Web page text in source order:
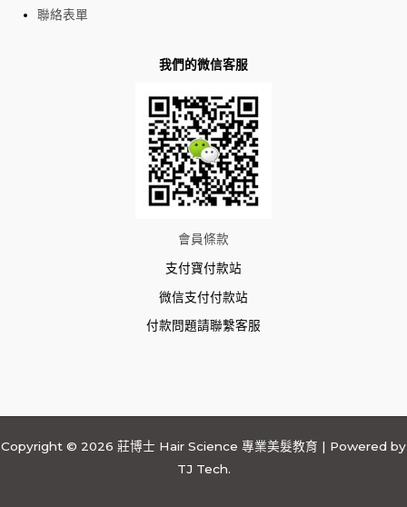
聯絡表單
我們的微信客服
會員條款
支付寶付款站
微信支付付款站
付款問題請聯繫客服
Copyright © 2026 莊博士 Hair Science 專業美髮教育 | Powered by
TJ Tech.